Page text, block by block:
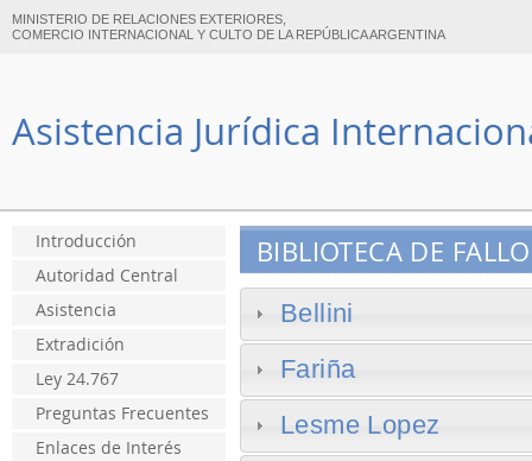
MINISTERIO DE RELACIONES EXTERIORES,
COMERCIO INTERNACIONAL Y CULTO DE LA REPÚBLICA ARGENTINA
Asistencia Jurídica
Introducción
Autoridad Central
Asistencia
Extradición
Ley 24.767
Preguntas Frecuentes
Enlaces de Interés
BIBLIOTECA DE
Bellini
Fariña
Lesme Lopez